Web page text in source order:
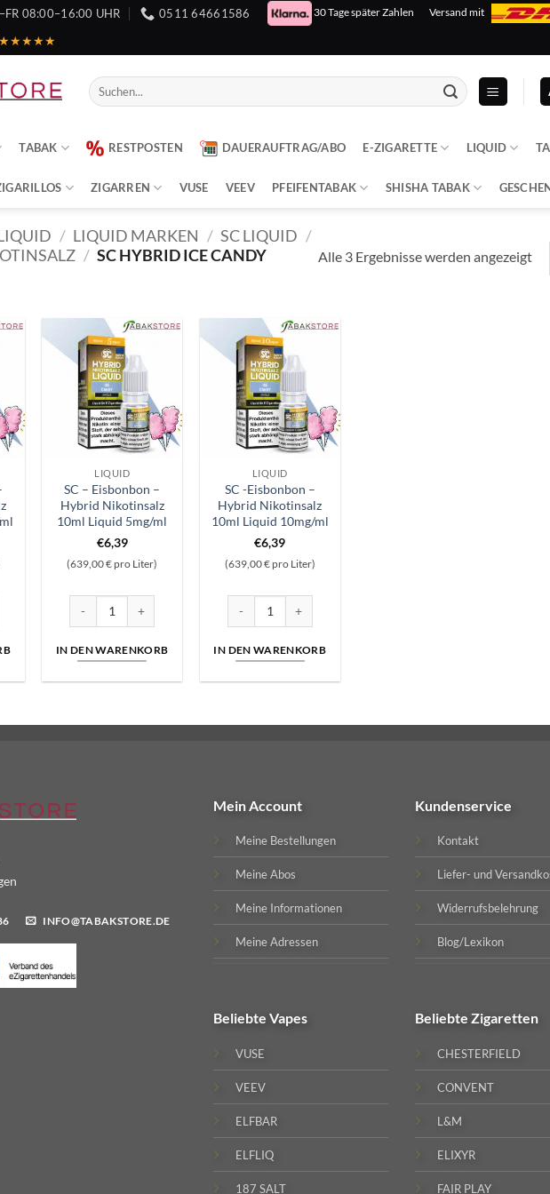
08:00–16:00 UHR 0511 64661586 30 Tage später Zahlen Versand mit
★★★★★
Suche
nach:
TABAK RESTPOSTEN DAUERAUFTRAG/ABO E-ZIGARETTE LIQUID
ZIGARREN VUSE VEEV PFEIFENTABAK SHISHA TABAK
/ LIQUID MARKEN / SC LIQUID /
/ SC HYBRID ICE CANDY Alle 3 Ergebnisse werden angezeigt
LIQUID
SC – Eisbonbon –
Hybrid Nikotinsalz
10ml Liquid 5mg/ml
€6,39
(639,00 € pro Liter)
IN DEN WARENKORB
LIQUID
SC -Eisbonbon –
Hybrid Nikotinsalz
10ml Liquid 10mg/ml
€6,39
(639,00 € pro Liter)
IN DEN WARENKORB
INFO@TABAKSTORE.DE
Mein Account
Meine Bestellungen
Meine Abos
Meine Informationen
Meine Adressen
Kundenservice
Kontakt
Liefer- und
Widerrufsbelehrung
Blog/Lexikon
BeliebteVapes
VUSE
VEEV
ELFBAR
ELFLIQ
187 SALT
Beliebte Zigaretten
CHESTERFIELD
CONVENT
L&M
ELIXYR
FAIR PLAY